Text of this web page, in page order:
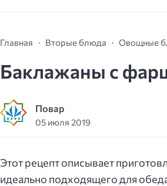
Главная Вторые блюда Овощные
Баклажаны с
Повар
05 июля 2019
Этот рецепт описывает
идеально подходящего для